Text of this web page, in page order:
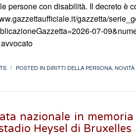
persone con disabilità. Il decreto è
gazzetta/
07-
/ POSTED IN DIRITTI DELLA PERSONA,
nazionale in
Heysel di Bruxelles